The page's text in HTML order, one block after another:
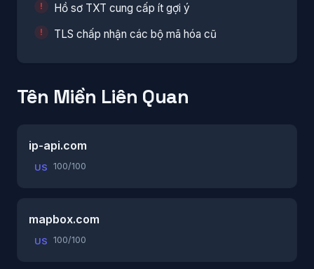
Hồ sơ TXT cung cấp ít gợi ý
TLS chấp nhận các bộ mã hóa cũ
Tên Miền Liên Quan
ip-api.com
US 100/100
mapbox.com
US 100/100